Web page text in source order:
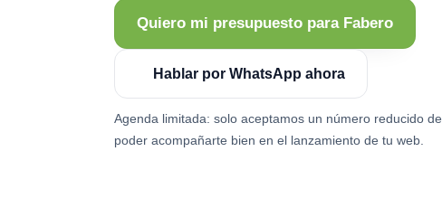
Quiero mi presupuesto para Fabero
Hablar por WhatsApp ahora
Agenda limitada: solo aceptamos un número reducido
poder acompañarte bien en el lanzamiento de tu web.